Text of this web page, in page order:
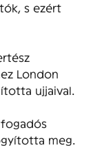
s ezért
London
ujjaival.
meg.